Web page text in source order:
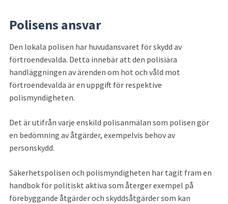
Polisens ansvar
Den lokala polisen har huvudansvaret för skydd av
förtroendevalda. Detta innebär att den polisiära
handläggningen av ärenden om hot och våld mot
förtroendevalda är en uppgift för respektive
polismyndigheten.
Det är utifrån varje enskild polisanmälan som polisen gör
en bedömning av åtgärder, exempelvis behov av
personskydd.
Säkerhetspolisen och polismyndigheten har tagit fram en
handbok för politiskt aktiva som återger exempel på
förebyggande åtgärder och skyddsåtgärder som kan